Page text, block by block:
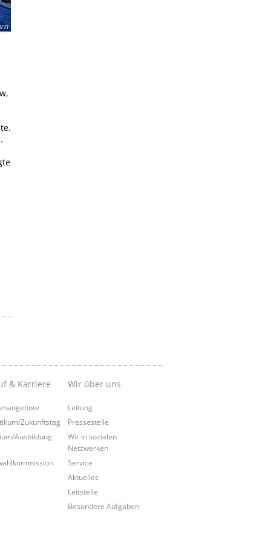
& Karriere
Zukunftstag
Ausbildung
Wir über uns
Leitung
Pressestelle
Wir in sozialen
Netzwerken
Service
Aktuelles
Leitstelle
Besondere Aufgaben